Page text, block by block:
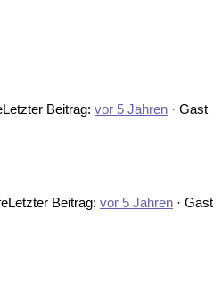
Letzter Beitrag: vor 5 Jahren · Gast
Letzter Beitrag: vor 5 Jahren · Gast